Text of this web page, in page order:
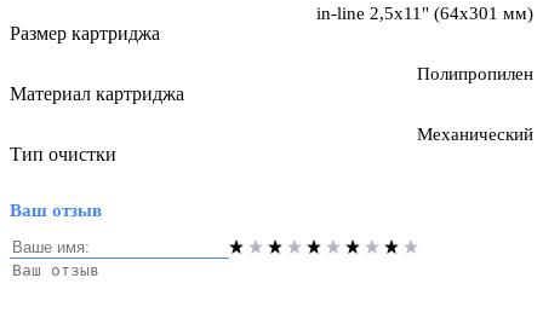
Размер картриджа
in-line 2,5х11" (64х301 мм)
Материал картриджа
Полипропилен
Тип очистки
Механический
Ваш отзыв